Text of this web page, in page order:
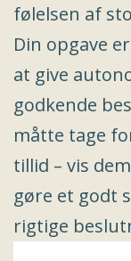
følelsen af
Din opgave
at give
godkende
måtte tage
tillid – vis
gøre et godt
rigtige